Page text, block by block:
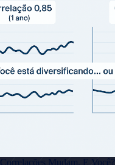
Correlações Mudam. E Você?